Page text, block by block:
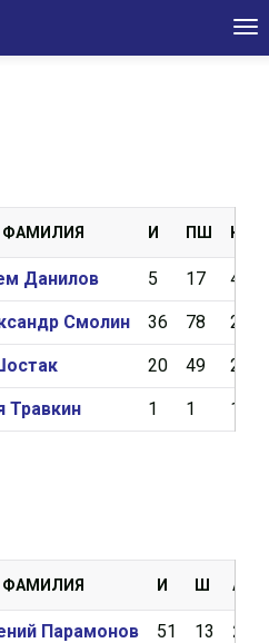
ФАМИЛИЯ И ПШ КН
Данилов 5 17 4,19
Смолин 36 78 2,53
20 49 2,82
Травкин 1 1
ФАМИЛИЯ И Ш А
Парамонов 51 13 20